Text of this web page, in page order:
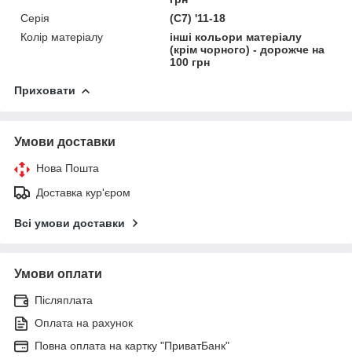
Серія
(C7) '11-18
Колір матеріалу
інші кольори матеріалу
(крім чорного) - дорожче на
100 грн
Приховати
Умови доставки
Нова Пошта
Доставка кур'єром
Всі умови доставки
Умови оплати
Післяплата
Оплата на рахунок
Повна оплата на картку "ПриватБанк"